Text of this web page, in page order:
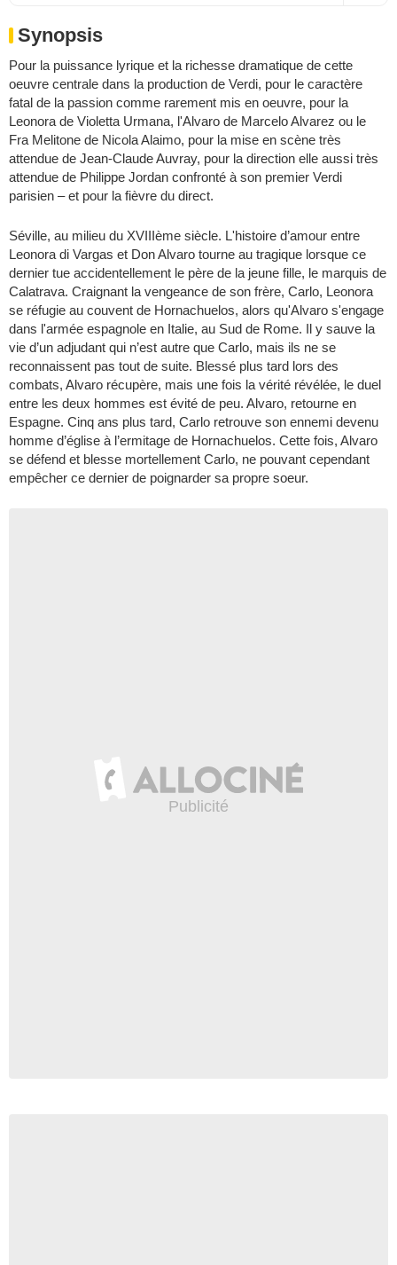
Synopsis
Pour la puissance lyrique et la richesse dramatique de cette
oeuvre centrale dans la production de Verdi, pour le caractère
fatal de la passion comme rarement mis en oeuvre, pour la
Leonora de Violetta Urmana, l'Alvaro de Marcelo Alvarez ou le
Fra Melitone de Nicola Alaimo, pour la mise en scène très
attendue de Jean-Claude Auvray, pour la direction elle aussi très
attendue de Philippe Jordan confronté à son premier Verdi
parisien – et pour la fièvre du direct.
Séville, au milieu du XVIIIème siècle. L'histoire d’amour entre
Leonora di Vargas et Don Alvaro tourne au tragique lorsque ce
dernier tue accidentellement le père de la jeune fille, le marquis de
Calatrava. Craignant la vengeance de son frère, Carlo, Leonora
se réfugie au couvent de Hornachuelos, alors qu'Alvaro s'engage
dans l'armée espagnole en Italie, au Sud de Rome. Il y sauve la
vie d’un adjudant qui n’est autre que Carlo, mais ils ne se
reconnaissent pas tout de suite. Blessé plus tard lors des
combats, Alvaro récupère, mais une fois la vérité révélée, le duel
entre les deux hommes est évité de peu. Alvaro, retourne en
Espagne. Cinq ans plus tard, Carlo retrouve son ennemi devenu
homme d’église à l’ermitage de Hornachuelos. Cette fois, Alvaro
se défend et blesse mortellement Carlo, ne pouvant cependant
empêcher ce dernier de poignarder sa propre soeur.